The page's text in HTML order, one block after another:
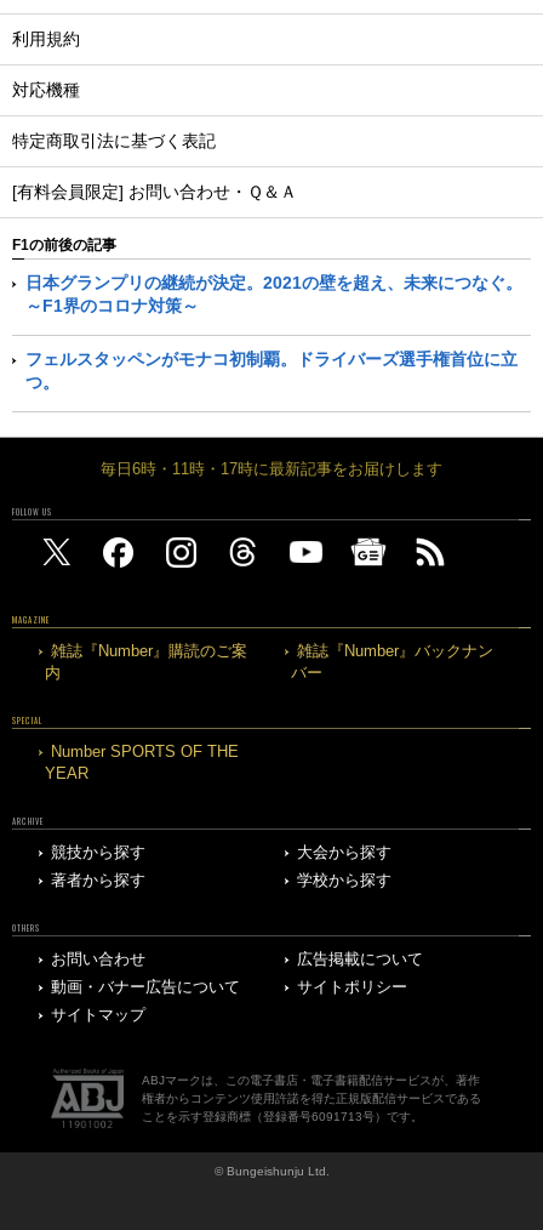
利用規約
対応機種
特定商取引法に基づく表記
[有料会員限定] お問い合わせ・Ｑ＆Ａ
F1の前後の記事
日本グランプリの継続が決定。2021の壁を超え、未来につなぐ。
～F1界のコロナ対策～
フェルスタッペンがモナコ初制覇。ドライバーズ選手権首位に立
つ。
毎日6時・11時・17時に最新記事をお届けします
FOLLOW US
MAGAZINE
雑誌『Number』購読のご案
内
雑誌『Number』バックナン
バー
SPECIAL
Number SPORTS OF THE
YEAR
ARCHIVE
競技から探す
大会から探す
著者から探す
学校から探す
OTHERS
お問い合わせ
広告掲載について
動画・バナー広告について
サイトポリシー
サイトマップ
ABJマークは、この電子書店・電子書籍配信サービスが、著作
権者からコンテンツ使用許諾を得た正規版配信サービスである
ことを示す登録商標（登録番号6091713号）です。
© Bungeishunju Ltd.